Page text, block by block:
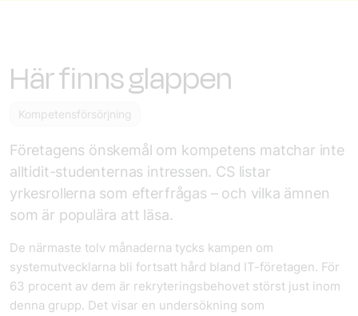
Här finns glappen
Kompetensförsörjning
Företagens önskemål om kompetens matchar inte
alltidit-studenternas intressen. CS listar
yrkesrollerna som efterfrågas – och vilka ämnen
som är populära att läsa.
De närmaste tolv månaderna tycks kampen om
systemutvecklarna bli fortsatt hård bland IT-företagen. För
63 procent av dem är rekryteringsbehovet störst just inom
denna grupp. Det visar en undersökning som